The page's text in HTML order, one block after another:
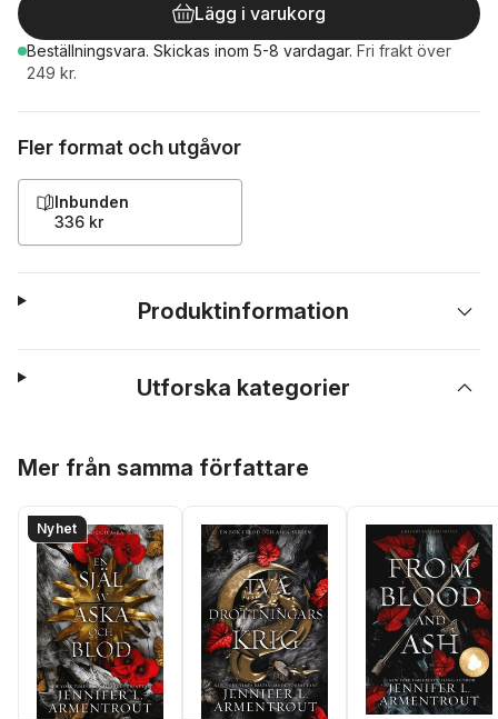
Lägg i varukorg
Beställningsvara. Skickas inom 5-8 vardagar. Fri frakt över
249 kr.
Fler format och utgåvor
Inbunden
336 kr
Produktinformation
Utforska kategorier
Mer från samma författare
Nyhet